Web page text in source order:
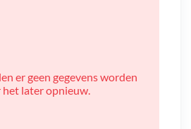
er geen gegevens worden
het later opnieuw.